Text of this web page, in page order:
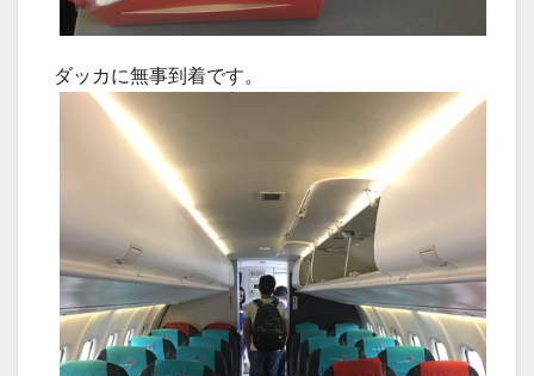
ダッカに無事到着です。